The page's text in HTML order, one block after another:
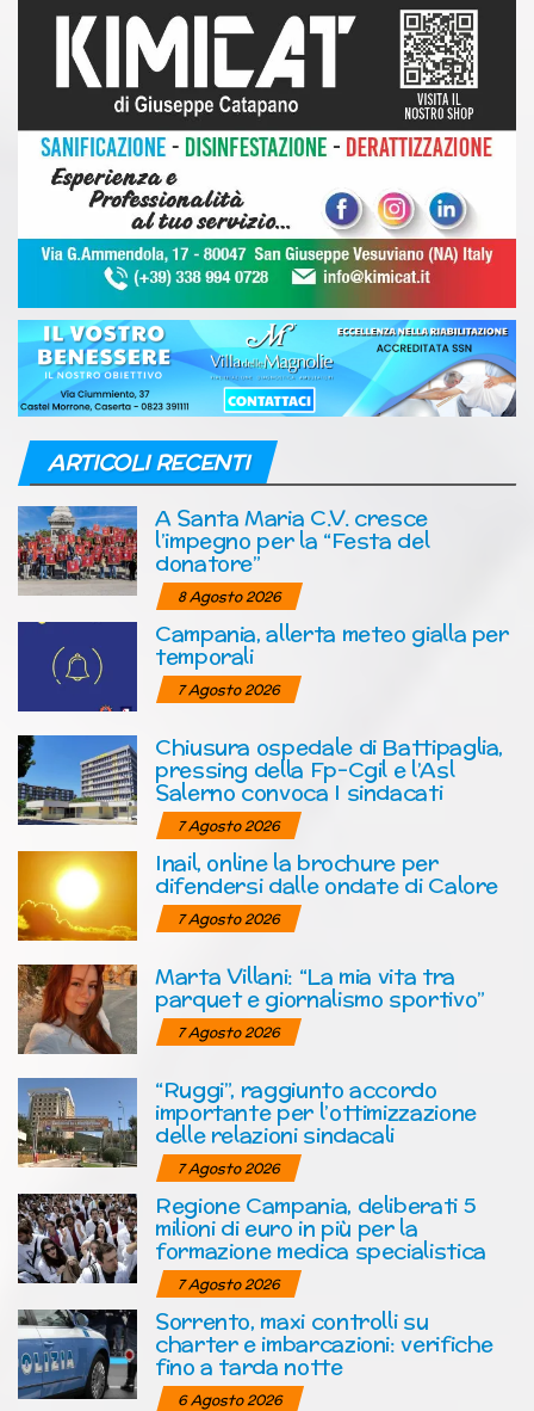
ARTICOLI RECENTI
A Santa Maria C.V. cresce
l’impegno per la “Festa del
donatore”
8 Agosto 2026
Campania, allerta meteo gialla per
temporali
7 Agosto 2026
Chiusura ospedale di Battipaglia,
pressing della Fp-Cgil e l’Asl
Salerno convoca I sindacati
7 Agosto 2026
Inail, online la brochure per
difendersi dalle ondate di Calore
7 Agosto 2026
Marta Villani: “La mia vita tra
parquet e giornalismo sportivo”
7 Agosto 2026
“Ruggi”, raggiunto accordo
importante per l’ottimizzazione
delle relazioni sindacali
7 Agosto 2026
Regione Campania, deliberati 5
milioni di euro in più per la
formazione medica specialistica
7 Agosto 2026
Sorrento, maxi controlli su
charter e imbarcazioni: verifiche
fino a tarda notte
6 Agosto 2026